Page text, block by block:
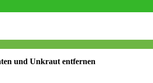
und Unkraut entfernen